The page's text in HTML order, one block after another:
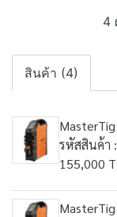
4
สินค้า (4)
MasterTig
รหัสสินค้า
155,000
MasterTig